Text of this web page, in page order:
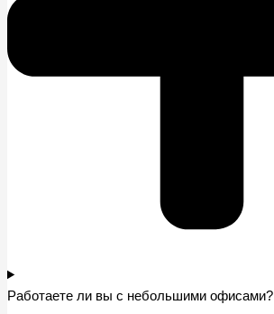
Работаете ли вы с небольшими офисами?